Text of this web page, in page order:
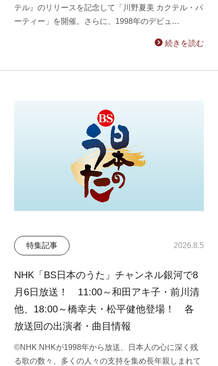
テル』のリリースを記念して「川野夏美 カクテル・パ
ーティー」を開催。さらに、1998年のデビュ…
続きを読む
特集記事 2026.8.5
NHK「BS日本のうた」チャンネル銀河で8
月6日放送！ 11:00～和田アキ子・前川清
他、18:00～橋幸夫・松平健他登場！ 各
放送回の出演者・曲目情報
©NHK NHKが1998年から放送、日本人の心に深く残
る歌の数々、多くの人々の支持を集め長年親しまれて